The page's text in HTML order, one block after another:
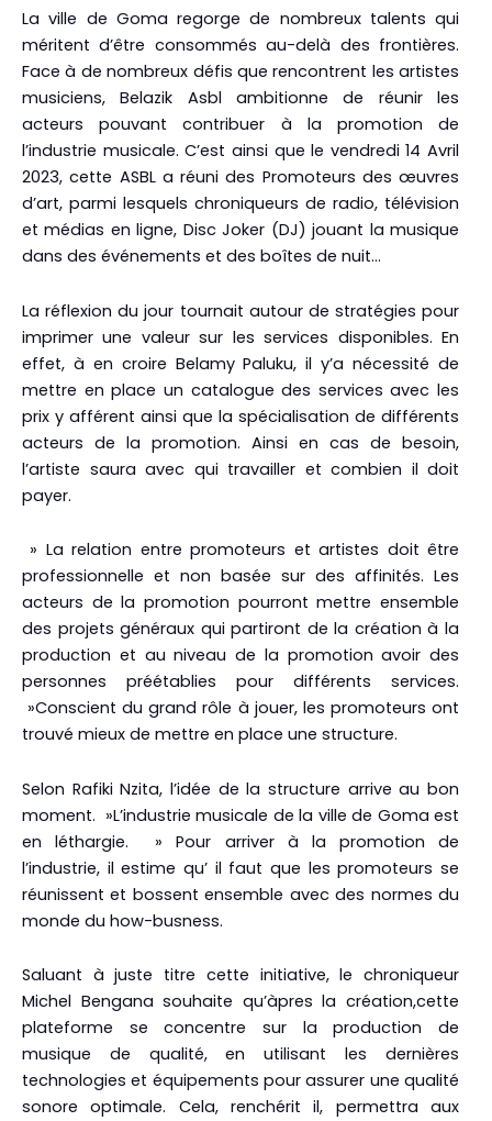
La ville de Goma regorge de nombreux talents qui
méritent d’être consommés au-delà des frontières.
Face à de nombreux défis que rencontrent les artistes
musiciens, Belazik Asbl ambitionne de réunir les
acteurs pouvant contribuer à la promotion de
l’industrie musicale. C’est ainsi que le vendredi 14 Avril
2023, cette ASBL a réuni des Promoteurs des œuvres
d’art, parmi lesquels chroniqueurs de radio, télévision
et médias en ligne, Disc Joker (DJ) jouant la musique
dans des événements et des boîtes de nuit…
La réflexion du jour tournait autour de stratégies pour
imprimer une valeur sur les services disponibles. En
effet, à en croire Belamy Paluku, il y’a nécessité de
mettre en place un catalogue des services avec les
prix y afférent ainsi que la spécialisation de différents
acteurs de la promotion. Ainsi en cas de besoin,
l’artiste saura avec qui travailler et combien il doit
payer.
» La relation entre promoteurs et artistes doit être
professionnelle et non basée sur des affinités. Les
acteurs de la promotion pourront mettre ensemble
des projets généraux qui partiront de la création à la
production et au niveau de la promotion avoir des
personnes préétablies pour différents services.
»Conscient du grand rôle à jouer, les promoteurs ont
trouvé mieux de mettre en place une structure.
Selon Rafiki Nzita, l’idée de la structure arrive au bon
moment. »L’industrie musicale de la ville de Goma est
en léthargie. » Pour arriver à la promotion de
l’industrie, il estime qu’ il faut que les promoteurs se
réunissent et bossent ensemble avec des normes du
monde du how-busness.
Saluant à juste titre cette initiative, le chroniqueur
Michel Bengana souhaite qu’àpres la création,cette
plateforme se concentre sur la production de
musique de qualité, en utilisant les dernières
technologies et équipements pour assurer une qualité
sonore optimale. Cela, renchérit il, permettra aux